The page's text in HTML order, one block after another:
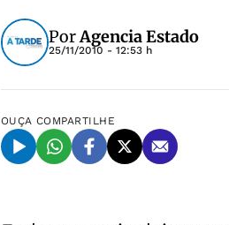
PorAgencia Estado
25/11/2010 - 12:53 h
OUÇA COMPARTILHE